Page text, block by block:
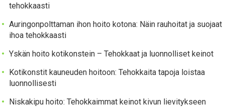
tehokkaasti
Auringonpolttaman ihon hoito kotona: Näin rauhoitat ja suojaat
ihoa tehokkaasti
Yskän hoito kotikonstein – Tehokkaat ja luonnolliset keinot
Kotikonstit kauneuden hoitoon: Tehokkaita tapoja loistaa
luonnollisesti
Niskakipu hoito: Tehokkaimmat keinot kivun lievitykseen